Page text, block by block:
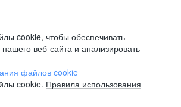
cookie, чтобы обеспечивать
веб-сайта и анализировать
файлов cookie
cookie. Правила использования